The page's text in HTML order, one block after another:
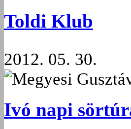
Toldi Klub
2012. 05. 30.
Megyesi
Ivó napi